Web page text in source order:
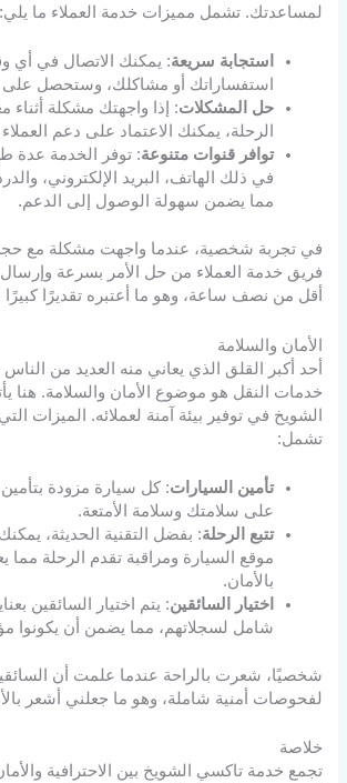
لمساعدتك. تشمل مميزات خدمة العملاء ما يلي:
استجابة سريعة: يمكنك الاتصال في أي
استفساراتك أو مشاكلك، وستحصل
حل المشكلات: إذا واجهتك مشكلة أثناء
الرحلة، يمكنك الاعتماد على دعم
توافر قنوات متنوعة: توفر الخدمة عدة
في ذلك الهاتف، البريد الإلكتروني،
مما يضمن سهولة الوصول إلى الدعم.
في تجربة شخصية، عندما واجهت مشكلة مع
فريق خدمة العملاء من حل الأمر بسرعة
أقل من نصف ساعة، وهو ما أعتبره تقديرًا كبيرًا
الأمان والسلامة
أحد أكبر القلق الذي يعاني منه العديد من
خدمات النقل هو موضوع الأمان والسلامة. هنا
الشويخ في توفير بيئة آمنة لعملائه. الميزات
تشمل:
تأمين السيارات: كل سيارة مزودة
على سلامتك وسلامة الأمتعة.
تتبع الرحلة: بفضل التقنية الحديثة،
موقع السيارة ومراقبة تقدم الرحلة مما
بالأمان.
اختيار السائقين: يتم اختيار السائقين
شامل لسجلاتهم، مما يضمن أن يكونوا
شخصيًا، شعرت بالراحة عندما علمت أن
لفحوصات أمنية شاملة، وهو ما جعلني أشعر
خلاصة
تجمع خدمة تاكسي الشويخ بين الاحترافية